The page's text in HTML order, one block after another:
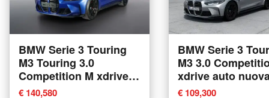
BMW Serie 3 Touring
M3 Touring 3.0
Competition M xdrive
auto nuova a San
€ 140,580
BMW Serie 3
M3 3.0 Competition M
xdrive auto
Corciano
€ 109,300